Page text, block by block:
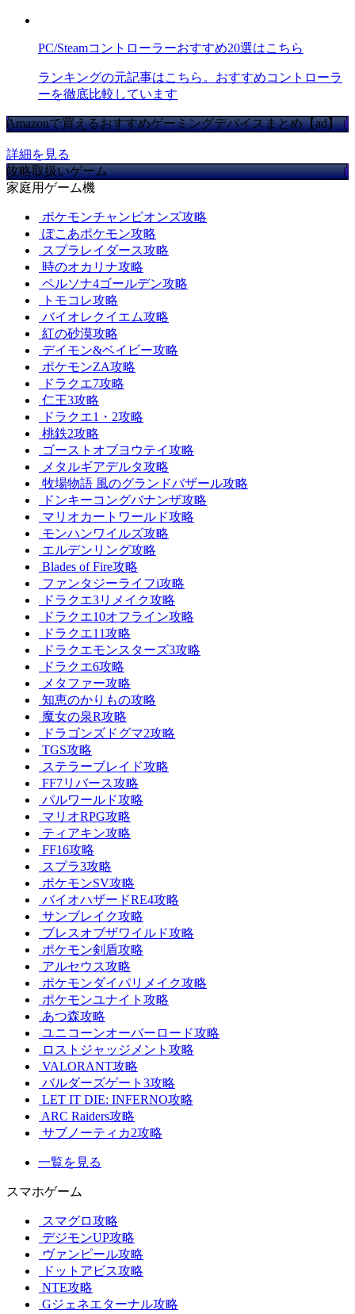
PC/Steamコントローラーおすすめ20選はこちら
ランキングの元記事はこちら。おすすめコントローラ
ーを徹底比較しています
Amazonで買えるおすすめゲーミングデバイスまとめ【ad】
詳細を見る
攻略取扱いゲーム
家庭用ゲーム機
ポケモンチャンピオンズ攻略
ぽこあポケモン攻略
スプラレイダース攻略
時のオカリナ攻略
ペルソナ4ゴールデン攻略
トモコレ攻略
バイオレクイエム攻略
紅の砂漠攻略
デイモン&ベイビー攻略
ポケモンZA攻略
ドラクエ7攻略
仁王3攻略
ドラクエ1・2攻略
桃鉄2攻略
ゴーストオブヨウテイ攻略
メタルギアデルタ攻略
牧場物語 風のグランドバザール攻略
ドンキーコングバナンザ攻略
マリオカートワールド攻略
モンハンワイルズ攻略
エルデンリング攻略
Blades of Fire攻略
ファンタジーライフi攻略
ドラクエ3リメイク攻略
ドラクエ10オフライン攻略
ドラクエ11攻略
ドラクエモンスターズ3攻略
ドラクエ6攻略
メタファー攻略
知恵のかりもの攻略
魔女の泉R攻略
ドラゴンズドグマ2攻略
TGS攻略
ステラーブレイド攻略
FF7リバース攻略
パルワールド攻略
マリオRPG攻略
ティアキン攻略
FF16攻略
スプラ3攻略
ポケモンSV攻略
バイオハザードRE4攻略
サンブレイク攻略
ブレスオブザワイルド攻略
ポケモン剣盾攻略
アルセウス攻略
ポケモンダイパリメイク攻略
ポケモンユナイト攻略
あつ森攻略
ユニコーンオーバーロード攻略
ロストジャッジメント攻略
VALORANT攻略
バルダーズゲート3攻略
LET IT DIE: INFERNO攻略
ARC Raiders攻略
サブノーティカ2攻略
一覧を見る
スマホゲーム
スマグロ攻略
デジモンUP攻略
ヴァンピール攻略
ドットアビス攻略
NTE攻略
Gジェネエターナル攻略